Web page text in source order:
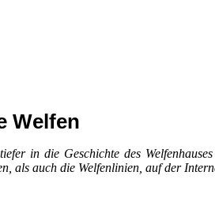
Welfen
in die Geschichte des
als auch die Welfenlinien, auf der